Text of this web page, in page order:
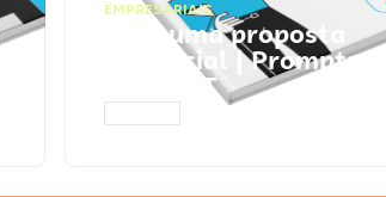
EMPRESARIAIS
Faça uma proposta
comercial | Prompts
ChatGPT